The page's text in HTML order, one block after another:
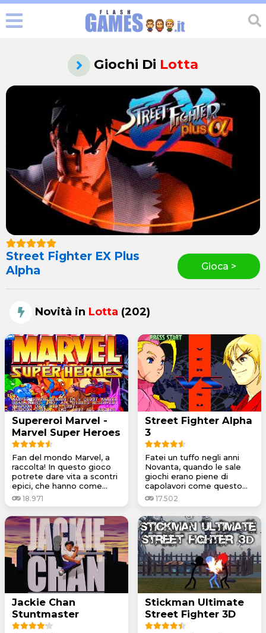
Giochi Di Lotta
Street Fighter EX Plus
Alpha
Gioca >
Novità in Lotta (202)
Supereroi Marvel -
Marvel Super Heroes
Fan del mondo Marvel, a
raccolta! In questo gioco
potrete dare vita a scontri
epici, che hanno come...
18.971
Street Fighter Alpha
3
Fatei un tuffo negli anni
Novanta, quando le sale
giochi erano piene di
capolavori come questo...
17.502
Jackie Chan
Stuntmaster
Stickman Ultimate
Street Fighter 3D